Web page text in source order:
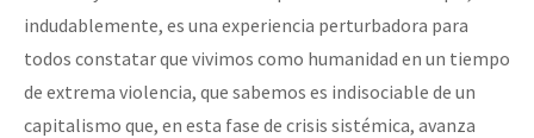
Semillero Guerra contra la Humanidad. (Las poblaciones y
la naturaleza bajo asedio)
Libros para descargar
indudablemente, es una experiencia perturbadora para
todos constatar que vivimos como humanidad en un tiempo
de extrema violencia, que sabemos es indisociable de un
capitalismo que, en esta fase de crisis sistémica, avanza